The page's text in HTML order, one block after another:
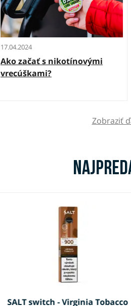
17.04.2024
Ako začať s nikotínovými
vrecúškami?
Zobraziť
SALT switch - Virginia Tobacco